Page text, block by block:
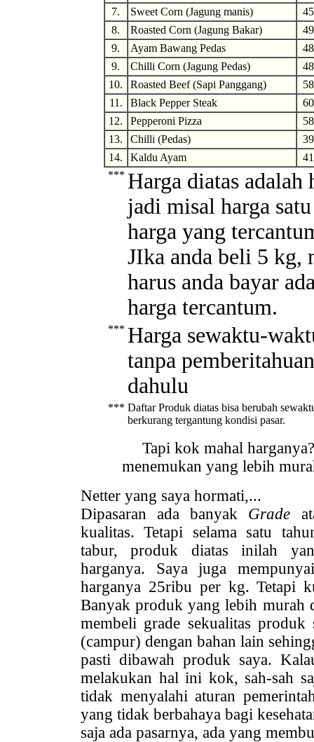
7.
Sweet Corn (Jagung manis)
8.
Roasted Corn (Jagung Bakar)
9.
Ayam Bawang Pedas
9.
Chilli Corn (Jagung Pedas)
10.
Roasted Beef (Sapi Panggang)
11.
Black Pepper Steak
12.
Pepperoni Pizza
13.
Chilli (Pedas)
14.
Kaldu Ayam
*** Harga diatas adalah
jadi misal harga
harga yang
JIka anda beli 5 kg,
harus anda bayar
harga tercantum.
*** Harga sewaktu-
tanpa
dahulu
*** Daftar Produk diatas bisa berubah
berkurang tergantung kondisi pasar.
Tapi kok mahal
menemukan yang lebih
Netter yang saya hormati,...
Dipasaran ada banyak Grade
kualitas. Tetapi selama satu
tabur, produk diatas inilah
harganya. Saya juga
harganya 25ribu per kg. Tetapi
Banyak produk yang lebih murah
membeli grade sekualitas
(campur) dengan bahan lain
pasti dibawah produk saya.
melakukan hal ini kok, sah-sah
tidak menyalahi aturan
yang tidak berbahaya bagi
saja ada pasarnya, ada yang